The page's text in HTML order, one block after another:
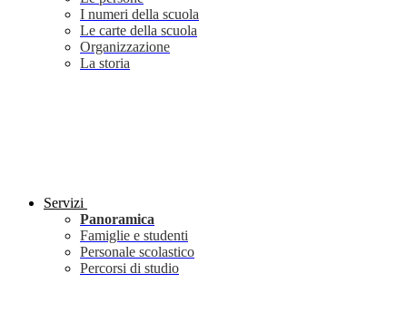
I numeri della scuola
Le carte della scuola
Organizzazione
La storia
Servizi
Panoramica
Famiglie e studenti
Personale scolastico
Percorsi di studio